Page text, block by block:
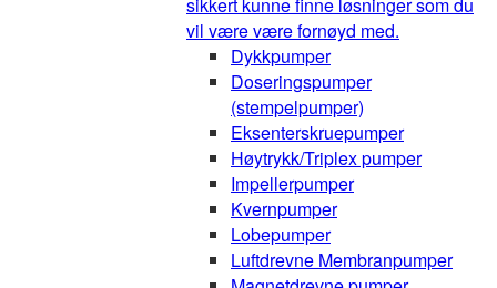
vil være være fornøyd med.
Dykkpumper
Doseringspumper
(stempelpumper)
Eksenterskruepumper
Høytrykk/Triplex pumper
Impellerpumper
Kvernpumper
Lobepumper
Luftdrevne Membranpumper